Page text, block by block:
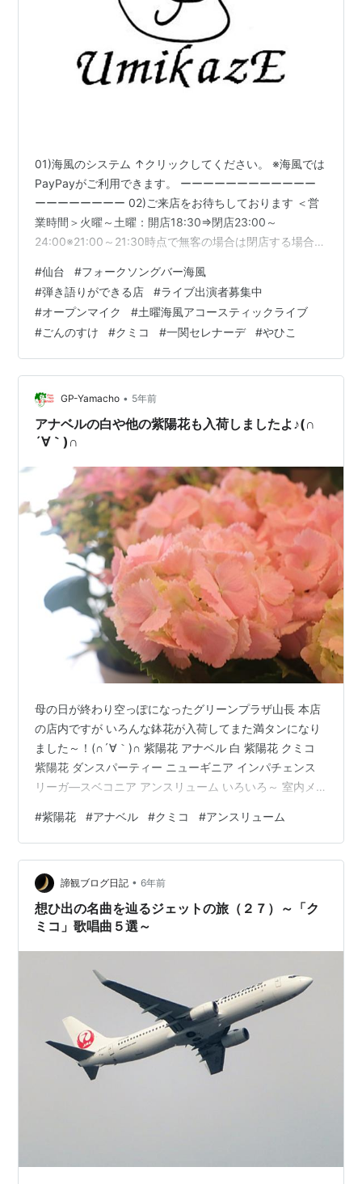
01)海風のシステム ↑クリックしてください。 ※海風では
PayPayがご利用できます。 ーーーーーーーーーーーー
ーーーーーーーー 02)ご来店をお待ちしております ＜営
業時間＞火曜～土曜：開店18:30⇒閉店23:00～
24:00※21:00～21:30時点で無客の場合は閉店する場合も
と幸いです。 日曜：開店14:00⇒閉店20:00(遅くても)月
曜：定休日 ＜連絡先＞mail：
shingohiromi52@gmail.com(終日)BINのラインかメッセ
ンジャー(終日)海風：022-714-3922(18:00～20:00) ー
ーーー…
#仙台 #フォークソングバー海風
#弾き語りができる店 #ライブ出演者募集中
#オープンマイク #土曜海風アコースティックライブ
#ごんのすけ #クミコ #一関セレナーデ #やひこ
GP-Yamacho • 5年前
アナベルの白や他の紫陽花も入荷しましたよ♪(∩
´∀｀)∩
母の日が終わり空っぽになったグリーンプラザ山長 本店
の店内ですが いろんな鉢花が入荷してまた満タンになり
ました～！(∩´∀｀)∩ 紫陽花 アナベル 白 紫陽花 クミコ
紫陽花 ダンスパーティー ニューギニア インパチェンス
リーガ―スベコニア アンスリューム いろいろ～ 室内メ
しますのでお楽しみに♪(*'▽')
・・・・・・・・・・・・・・・・・・・・・ 山長
YouYubeチャンネル開設しました♪ 毎週、植物プレゼント
キャンペーンしてます♪ぜひご覧ください♪ グリーンプラ
ザ山長GP-Yamacho - YouTube ・・・・・・・・・・…
#紫陽花 #アナベル #クミコ #アンスリューム
諦観ブログ日記 • 6年前
想ひ出の名曲を辿るジェットの旅（２７）～「ク
ミコ」歌唱曲５選～